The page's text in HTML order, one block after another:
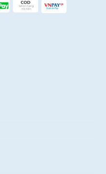
An, HCM (Dĩ An, Bình Dương
HCM (Thủ Dầu Một, Bình